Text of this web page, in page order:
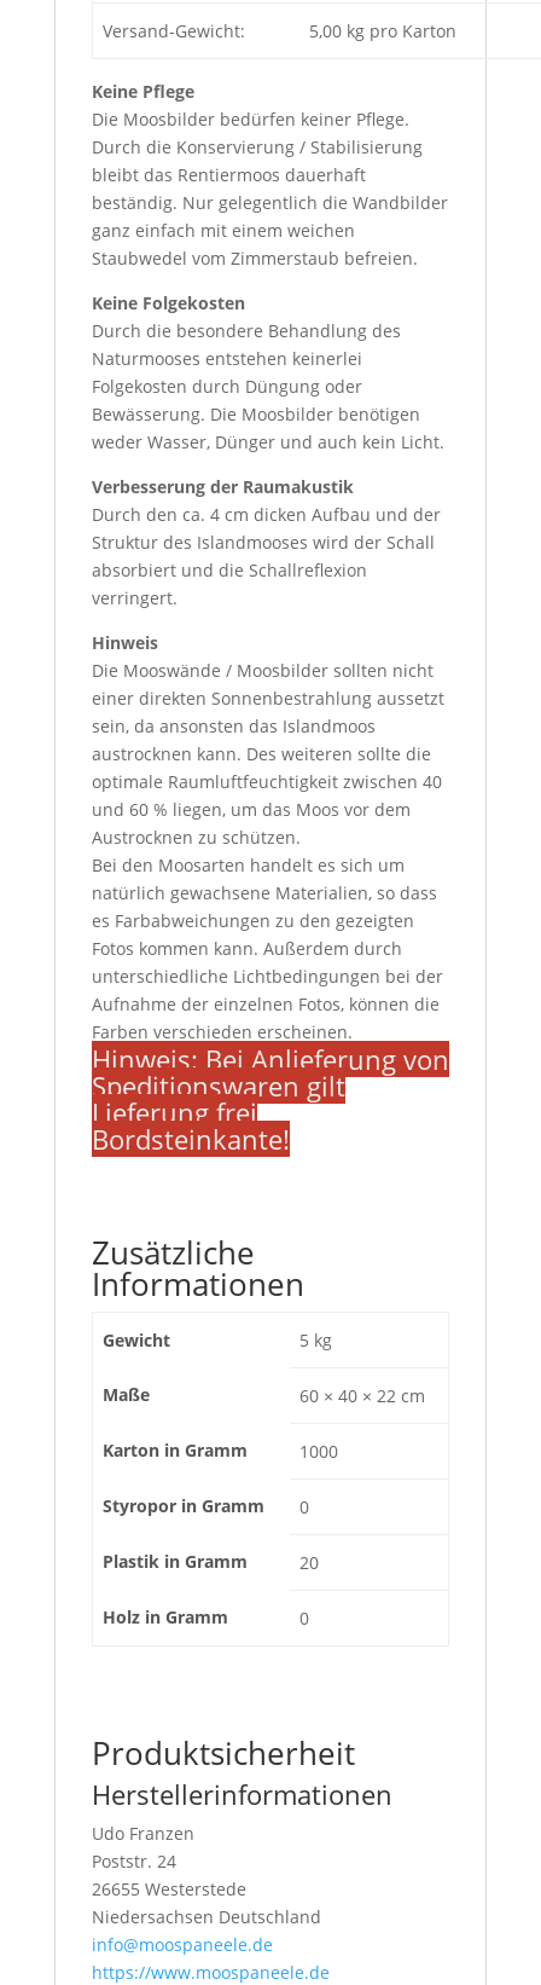
Versand-Gewicht: 5,00 kg pro Karton
Keine Pflege
Die Moosbilder bedürfen keiner Pflege.
Durch die Konservierung / Stabilisierung
bleibt das Rentiermoos dauerhaft
beständig. Nur gelegentlich die Wandbilder
ganz einfach mit einem weichen
Staubwedel vom Zimmerstaub befreien.
Keine Folgekosten
Durch die besondere Behandlung des
Naturmooses entstehen keinerlei
Folgekosten durch Düngung oder
Bewässerung. Die Moosbilder benötigen
weder Wasser, Dünger und auch kein Licht.
Verbesserung der Raumakustik
Durch den ca. 4 cm dicken Aufbau und der
Struktur des Islandmooses wird der Schall
absorbiert und die Schallreflexion
verringert.
Hinweis
Die Mooswände / Moosbilder sollten nicht
einer direkten Sonnenbestrahlung aussetzt
sein, da ansonsten das Islandmoos
austrocknen kann. Des weiteren sollte die
optimale Raumluftfeuchtigkeit zwischen 40
und 60 % liegen, um das Moos vor dem
Austrocknen zu schützen.
Bei den Moosarten handelt es sich um
natürlich gewachsene Materialien, so dass
es Farbabweichungen zu den gezeigten
Fotos kommen kann. Außerdem durch
unterschiedliche Lichtbedingungen bei der
Aufnahme der einzelnen Fotos, können die
Farben verschieden erscheinen.
Hinweis: Bei Anlieferung von
Speditionswaren gilt
Lieferung frei
Bordsteinkante!
Zusätzliche
Informationen
Gewicht 5 kg
Maße 60 × 40 × 22 cm
Karton in Gramm 1000
Styropor in Gramm 0
Plastik in Gramm 20
Holz in Gramm 0
Produktsicherheit
Herstellerinformationen
Udo Franzen
Poststr. 24
26655 Westerstede
Niedersachsen Deutschland
info@moospaneele.de
https://www.moospaneele.de